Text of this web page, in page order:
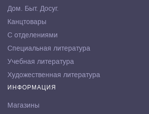
Дом. Быт. Досуг.
Канцтовары
С отделениями
Специальная литература
Учебная литература
Художественная литература
ИНФОРМАЦИЯ
Магазины